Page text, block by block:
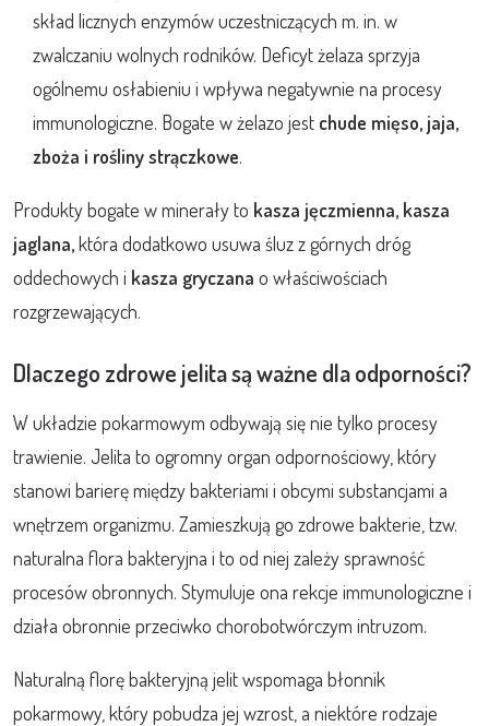
skład licznych enzymów uczestniczących m. in. w
zwalczaniu wolnych rodników. Deficyt żelaza sprzyja
ogólnemu osłabieniu i wpływa negatywnie na procesy
immunologiczne. Bogate w żelazo jest chude mięso, jaja,
zboża i rośliny strączkowe.
Produkty bogate w minerały to kasza jęczmienna, kasza
jaglana,która dodatkowo usuwa śluz z górnych dróg
oddechowych i kasza gryczana o właściwościach
rozgrzewających.
Dlaczego zdrowe jelita są ważne dla odporności?
W układzie pokarmowym odbywają się nie tylko procesy
trawienie. Jelita to ogromny organ odpornościowy, który
stanowi barierę między bakteriami i obcymi substancjami a
wnętrzem organizmu. Zamieszkują go zdrowe bakterie, tzw.
naturalna flora bakteryjna i to od niej zależy sprawność
procesów obronnych. Stymuluje ona rekcje immunologiczne i
działa obronnie przeciwko chorobotwórczym intruzom.
Naturalną florę bakteryjną jelit wspomaga błonnik
pokarmowy, który pobudza jej wzrost, a niektóre rodzaje